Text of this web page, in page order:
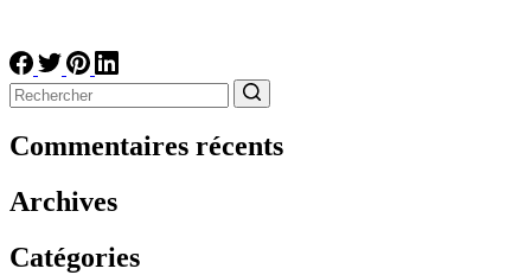
résultat
Commentaires récents
Archives
Catégories